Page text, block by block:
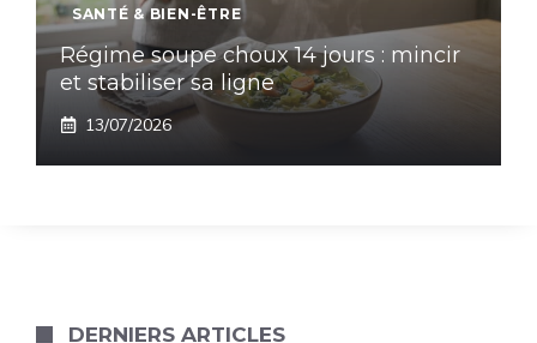
SANTÉ & BIEN-ÊTRE
Régime soupe choux 14 jours : mincir
et stabiliser sa ligne
13/07/2026
DERNIERS ARTICLES